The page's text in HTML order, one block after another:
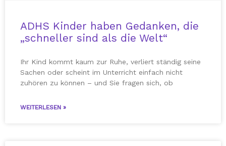
ADHS Kinder haben Gedanken, die
„schneller sind als die Welt“
Ihr Kind kommt kaum zur Ruhe, verliert ständig seine
Sachen oder scheint im Unterricht einfach nicht
zuhören zu können – und Sie fragen sich, ob
WEITERLESEN »